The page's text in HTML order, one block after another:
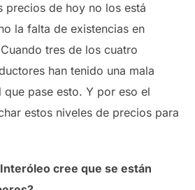
precios de hoy no los está
la falta de existencias en
tres de los cuatro
han tenido una mala
que pase esto. Y por eso el
estos niveles de precios para
cree que se están